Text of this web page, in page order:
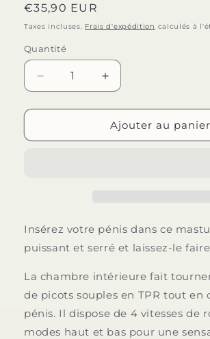
Prix
habituel
€35,90 EUR
Taxes incluses. Frais d'expédition calculés à
Quantité
Quantité
Réduire
la
quantité
PRETTY
BRETON
Augmenter
la
quantité
de
PRETTY
BRETON
Ajouter au panier
Insérez votre pénis dans ce
puissant et serré et laissez-le
La chambre intérieure fait
de picots souples en TPR tout en
pénis. Il dispose de 4 vitesses de
modes haut et bas pour une